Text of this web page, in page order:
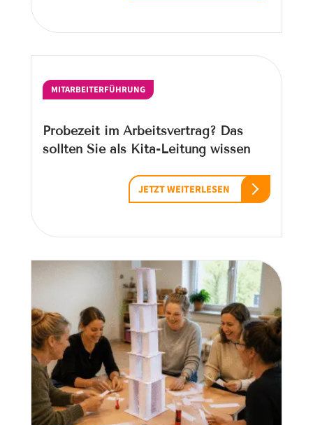
MITARBEITERFÜHRUNG
Probezeit im Arbeitsvertrag? Das
sollten Sie als Kita-Leitung wissen
JETZT WEITERLESEN